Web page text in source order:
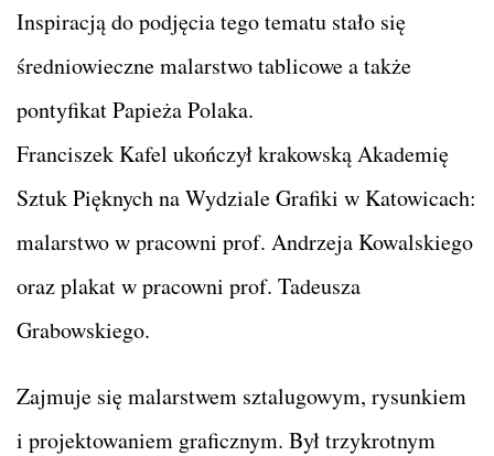
Inspiracją do podjęcia tego tematu stało się
średniowieczne malarstwo tablicowe a także
pontyfikat Papieża Polaka.
Franciszek Kafel ukończył krakowską Akademię
Sztuk Pięknych na Wydziale Grafiki w Katowicach:
malarstwo w pracowni prof. Andrzeja Kowalskiego
oraz plakat w pracowni prof. Tadeusza
Grabowskiego.
Zajmuje się malarstwem sztalugowym, rysunkiem
i projektowaniem graficznym. Był trzykrotnym